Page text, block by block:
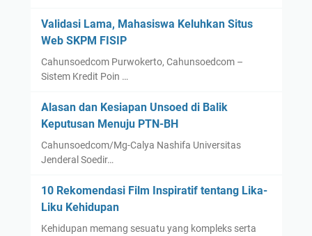
Validasi Lama, Mahasiswa Keluhkan Situs
Web SKPM FISIP
Cahunsoedcom Purwokerto, Cahunsoedcom –
Sistem Kredit Poin …
Alasan dan Kesiapan Unsoed di Balik
Keputusan Menuju PTN-BH
Cahunsoedcom/Mg-Calya Nashifa Universitas
Jenderal Soedir…
10 Rekomendasi Film Inspiratif tentang Lika-
Liku Kehidupan
Kehidupan memang sesuatu yang kompleks serta